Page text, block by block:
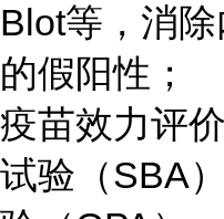
Blot等，消
的假阳性；
疫苗效力评
试验（SBA